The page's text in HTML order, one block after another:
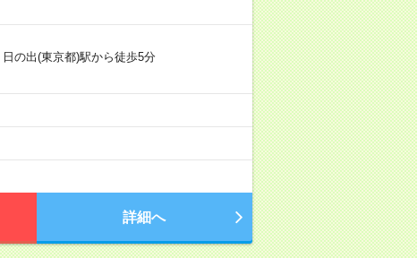
日の出(東京都)駅から徒歩5分
詳細へ